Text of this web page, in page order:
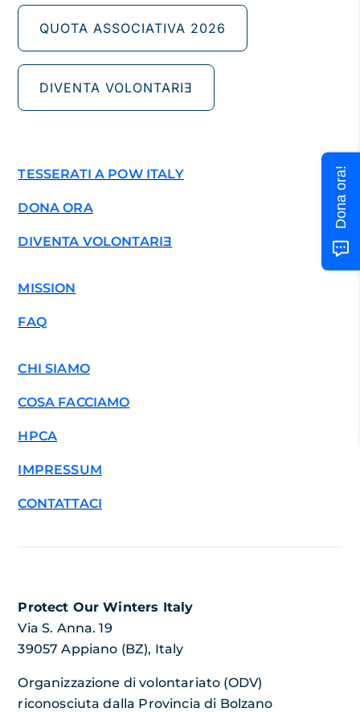
QUOTA ASSOCIATIVA 2026
DIVENTA VOLONTARIƎ
TESSERATI A POW ITALY
DONA ORA
DIVENTA VOLONTARIƎ
MISSION
FAQ
CHI SIAMO
COSA FACCIAMO
HPCA
IMPRESSUM
CONTATTACI
Protect Our Winters Italy
Via S. Anna. 19
39057 Appiano (BZ), Italy
Organizzazione di volontariato (ODV)
riconosciuta dalla Provincia di Bolzano
Dona ora!